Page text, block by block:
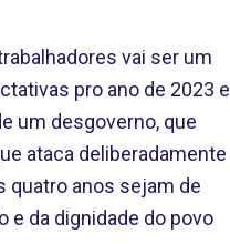
vai ser um
pro ano de 2023 e
um desgoverno, que
ataca deliberadamente
quatro anos sejam de
e da dignidade do povo